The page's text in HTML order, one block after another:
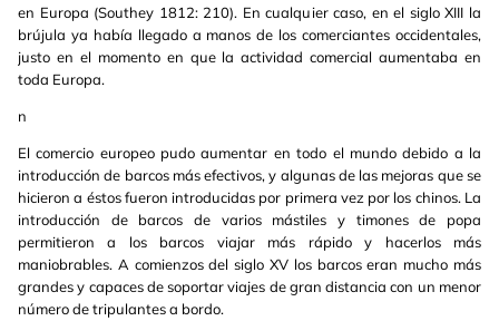
en Europa (Southey 1812: 210). En cualquier caso, en el siglo XIII la
brújula ya había llegado a manos de los comerciantes occidentales,
justo en el momento en que la actividad comercial aumentaba en
toda Europa.
n
El comercio europeo pudo aumentar en todo el mundo debido a la
introducción de barcos más efectivos, y algunas de las mejoras que se
hicieron a éstos fueron introducidas por primera vez por los chinos. La
introducción de barcos de varios mástiles y timones de popa
permitieron a los barcos viajar más rápido y hacerlos más
maniobrables. A comienzos del siglo XV los barcos eran mucho más
grandes y capaces de soportar viajes de gran distancia con un menor
número de tripulantes a bordo.